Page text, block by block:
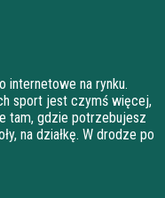
internetowe na rynku.
sport jest czymś więcej,
tam, gdzie potrzebujesz
na działkę. W drodze po